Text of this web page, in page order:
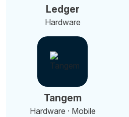
Ledger
Hardware
Tangem
Hardware · Mobile